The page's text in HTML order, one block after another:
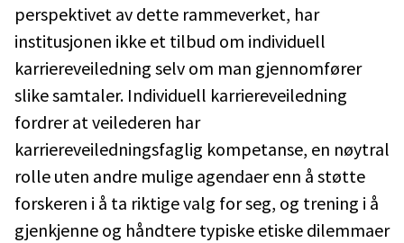
perspektivet av dette rammeverket, har
institusjonen ikke et tilbud om individuell
karriereveiledning selv om man gjennomfører
slike samtaler. Individuell karriereveiledning
fordrer at veilederen har
karriereveiledningsfaglig kompetanse, en nøytral
rolle uten andre mulige agendaer enn å støtte
forskeren i å ta riktige valg for seg, og trening i å
gjenkjenne og håndtere typiske etiske dilemmaer